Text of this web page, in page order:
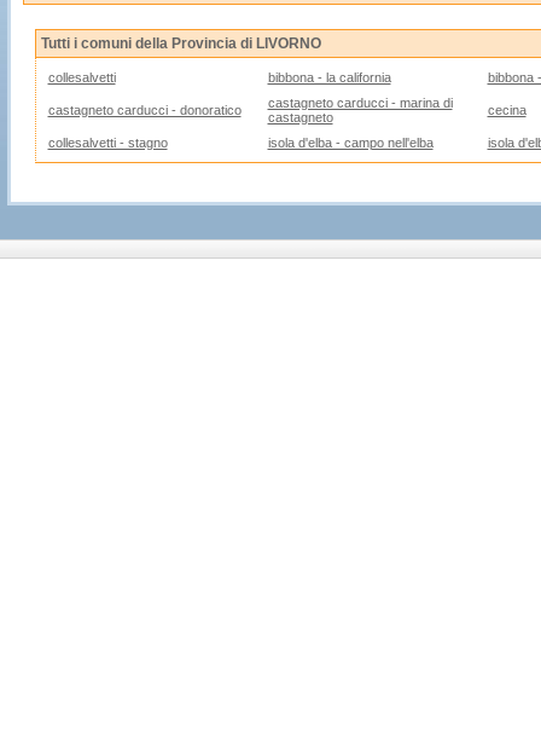
Tutti i comuni della Provincia di LIVORNO
collesalvetti bibbona - la california bibbona
castagneto carducci - donoratico
castagneto carducci - marina di
castagneto
cecina
collesalvetti - stagno isola d'elba - campo nell'elba isola